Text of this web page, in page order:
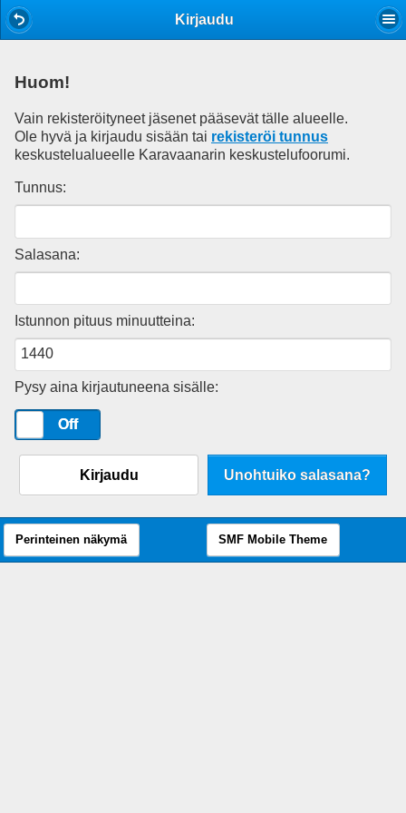
Kirjaudu
Huom!
Vain rekisteröityneet jäsenet pääsevät tälle alueelle.
Ole hyvä ja kirjaudu sisään tai rekisteröi tunnus
keskustelualueelle Karavaanarin keskustelufoorumi.
Tunnus:
Salasana:
Istunnon pituus minuutteina:
Pysy aina kirjautuneena sisälle:
Off
Kirjaudu Unohtuiko salasana?
Perinteinen näkymä SMF Mobile Theme